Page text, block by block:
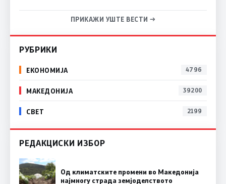
ПРИКАЖИ УШТЕ ВЕСТИ →
РУБРИКИ
ЕКОНОМИЈА 4796
МАКЕДОНИЈА 39200
СВЕТ 2199
РЕДАКЦИСКИ ИЗБОР
Од климатските промени во Македонија
најмногу страда земјоделството